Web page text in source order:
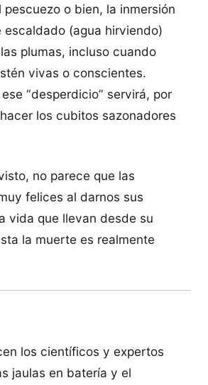
o bien, la inmersión
escaldado (agua hirviendo)
plumas, incluso cuando
vivas o conscientes.
“desperdicio” servirá, por
los cubitos sazonadores
no parece que las
felices al darnos sus
vida que llevan desde su
la muerte es realmente
los científicos y expertos
jaulas en batería y el